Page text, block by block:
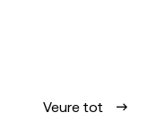
Veure tot